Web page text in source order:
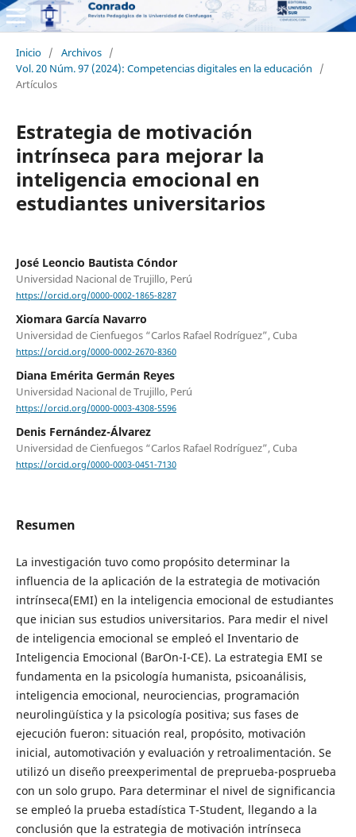
Inicio / Archivos /
Vol. 20 Núm. 97 (2024): Competencias digitales en la educación
/
Artículos
Estrategia de motivación
intrínseca para mejorar la
inteligencia emocional en
estudiantes universitarios
José Leoncio Bautista Cóndor
Universidad Nacional de Trujillo, Perú
https://orcid.org/0000-0002-1865-8287
Xiomara García Navarro
Universidad de Cienfuegos “Carlos Rafael Rodríguez”, Cuba
https://orcid.org/0000-0002-2670-8360
Diana Emérita Germán Reyes
Universidad Nacional de Trujillo, Perú
https://orcid.org/0000-0003-4308-5596
Denis Fernández-Álvarez
Universidad de Cienfuegos “Carlos Rafael Rodríguez”, Cuba
https://orcid.org/0000-0003-0451-7130
Resumen
La investigación tuvo como propósito determinar la
influencia de la aplicación de la estrategia de motivación
intrínseca(EMI) en la inteligencia emocional de estudiantes
que inician sus estudios universitarios. Para medir el nivel
de inteligencia emocional se empleó el Inventario de
Inteligencia Emocional (BarOn-I-CE). La estrategia EMI se
fundamenta en la psicología humanista, psicoanálisis,
inteligencia emocional, neurociencias, programación
neurolingüística y la psicología positiva; sus fases de
ejecución fueron: situación real, propósito, motivación
inicial, automotivación y evaluación y retroalimentación. Se
utilizó un diseño preexperimental de preprueba-posprueba
con un solo grupo. Para determinar el nivel de significancia
se empleó la prueba estadística T-Student, llegando a la
conclusión que la estrategia de motivación intrínseca